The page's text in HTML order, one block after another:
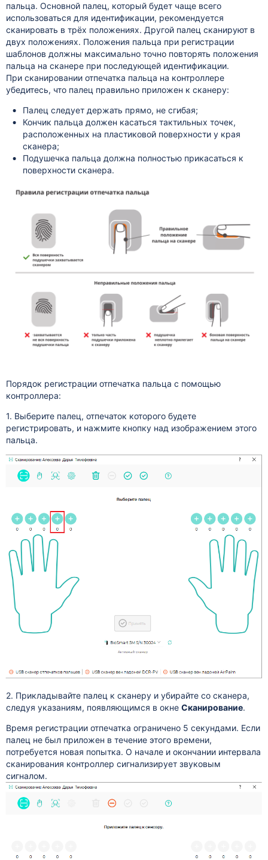
пальца. Основной палец, который будет чаще всего
использоваться для идентификации, рекомендуется
сканировать в трёх положениях. Другой палец сканируют в
двух положениях. Положения пальца при регистрации
шаблонов должны максимально точно повторять положения
пальца на сканере при последующей идентификации.
При сканировании отпечатка пальца на контроллере
убедитесь, что палец правильно приложен к сканеру:
Палец следует держать прямо, не сгибая;
Кончик пальца должен касаться тактильных точек,
расположенных на пластиковой поверхности у края
сканера;
Подушечка пальца должна полностью прикасаться к
поверхности сканера.
Порядок регистрации отпечатка пальца с помощью
контроллера:
1. Выберите палец, отпечаток которого будете
регистрировать, и нажмите кнопку над изображением этого
пальца.
2. Прикладывайте палец к сканеру и убирайте со сканера,
следуя указаниям, появляющимся в окне Сканирование.
Время регистрации отпечатка ограничено 5 секундами. Если
палец не был приложен в течение этого времени,
потребуется новая попытка. О начале и окончании интервала
сканирования контроллер сигнализирует звуковым
сигналом.